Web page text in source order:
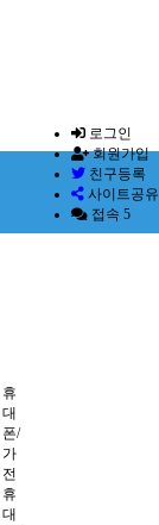
로그인
회원가입
친구등록
사이트공유
접속 5
휴
대
폰/
가
전
휴
대